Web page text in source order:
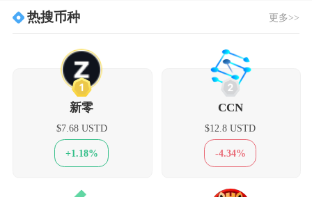
热搜币种 更多>>
1
新零
$7.68 USTD
+1.18%
2
CCN
$12.8 USTD
-4.34%